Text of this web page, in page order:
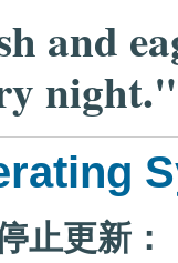
and
止更新：